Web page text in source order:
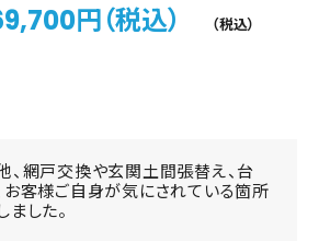
円（税込） （税込）
、網戸交換や玄関土間張替え、台
お客様ご自身が気にされている箇所
した。